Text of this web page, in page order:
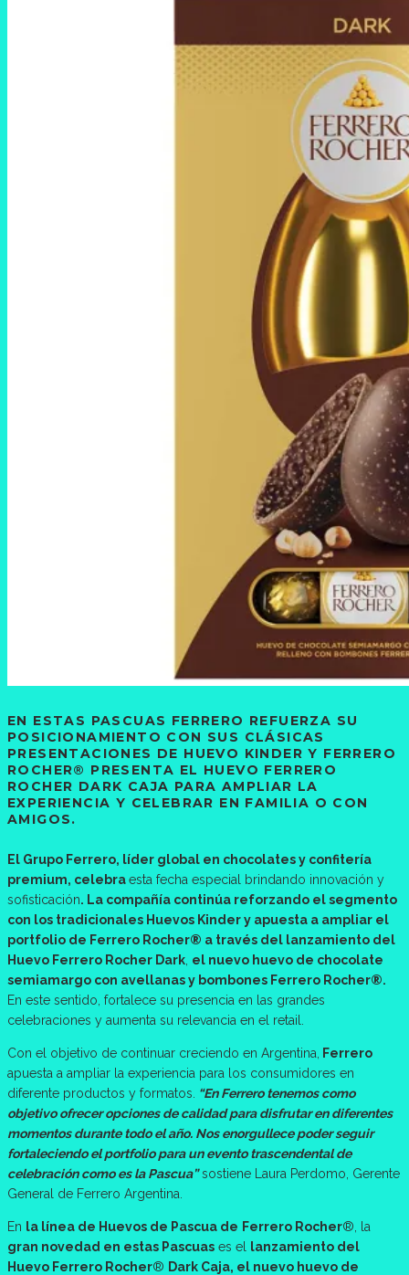
EN ESTAS PASCUAS FERRERO REFUERZA SU
POSICIONAMIENTO CON SUS CLÁSICAS
PRESENTACIONES DE HUEVO KINDER Y FERRERO
ROCHER® PRESENTA EL HUEVO FERRERO
ROCHER DARK CAJA PARA AMPLIAR LA
EXPERIENCIA Y CELEBRAR EN FAMILIA O CON
AMIGOS.
El Grupo Ferrero, líder global en chocolates y confitería
premium, celebraesta fecha especial brindando innovación y
sofisticación. La compañía continúa reforzando el segmento
con los tradicionales Huevos Kinder y apuesta a ampliar el
portfolio de Ferrero Rocher® a través del lanzamiento del
Huevo Ferrero Rocher Dark el nuevo huevo de chocolate
semiamargo con avellanas y bombones Ferrero Rocher®.
En este sentido, fortalece su presencia en las grandes
celebraciones y aumenta su relevancia en el retail.
Con el objetivo de continuar creciendo en Argentina, Ferrero
apuesta a ampliar la experiencia para los consumidores en
diferente productos y formatos. “En Ferrero tenemos como
objetivo ofrecer opciones de calidad para disfrutar en diferentes
momentos durante todo el año. Nos enorgullece poder seguir
fortaleciendo el portfolio para un evento trascendental de
celebración como es la Pascua”sostiene Laura Perdomo, Gerente
General de Ferrero Argentina.
En la línea de Huevos de Pascua de Ferrero Rocher®, la
gran novedad en estas Pascuas es el lanzamiento del
Huevo Ferrero Rocher® Dark Caja, el nuevo huevo de